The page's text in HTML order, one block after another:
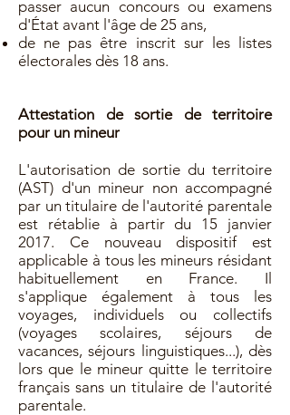
passer aucun concours ou examens
d'État avant l'âge de 25 ans,
de ne pas être inscrit sur les listes
électorales dès 18 ans.
Attestation de sortie de territoire
pour un mineur
L'autorisation de sortie du territoire
(AST) d'un mineur non accompagné
par un titulaire de l'autorité parentale
est rétablie à partir du 15 janvier
2017. Ce nouveau dispositif est
applicable à tous les mineurs résidant
habituellement en France. Il
s'applique également à tous les
voyages, individuels ou collectifs
(voyages scolaires, séjours de
vacances, séjours linguistiques...), dès
lors que le mineur quitte le territoire
français sans un titulaire de l'autorité
parentale.